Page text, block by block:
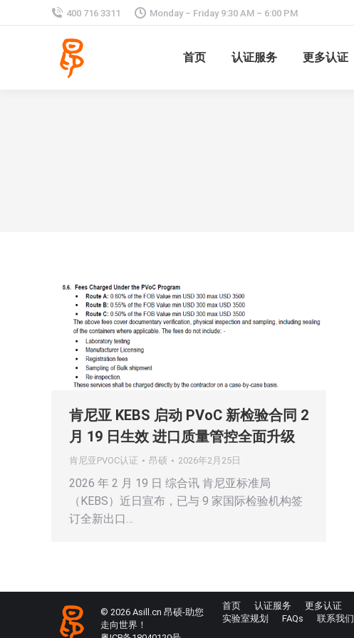
400 716 3311 Monday – Friday 9:30 AM – 6:00 PM
首页 认证服务 更多认证
肯尼亚 KEBS 启动 PVoC 新检验合同 2
月 19 日生效 进口质量管控全面升级
肯尼亚PVOC认证 昂硕 2026年2月25日
2026 年 2 月 19 日 综合讯 肯尼亚标准局
（KEBS）近日宣布，已与 9 家国际检验机构签
订全新出口…
© 2026 Asill.cn 昂硕-助您
走向世界！
首页 认证服务 更多认证
实验室规划
FAQs 联系我们